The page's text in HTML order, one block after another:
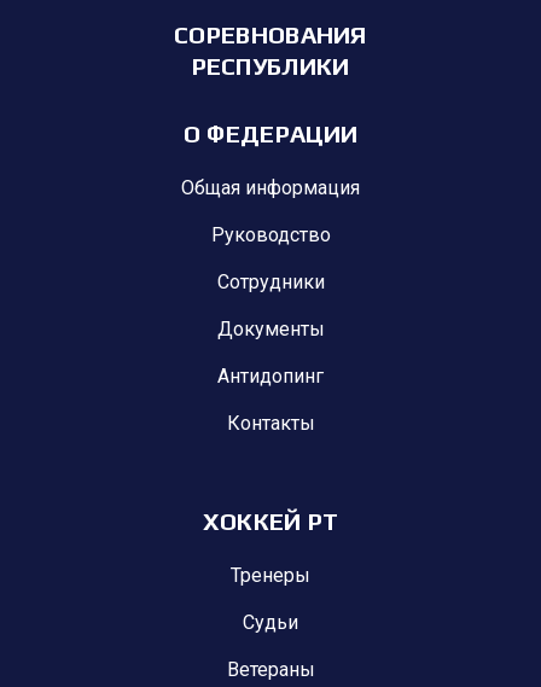
СОРЕВНОВАНИЯ
РЕСПУБЛИКИ
О ФЕДЕРАЦИИ
Общая информация
Руководство
Сотрудники
Документы
Антидопинг
Контакты
ХОККЕЙ РТ
Тренеры
Судьи
Ветераны